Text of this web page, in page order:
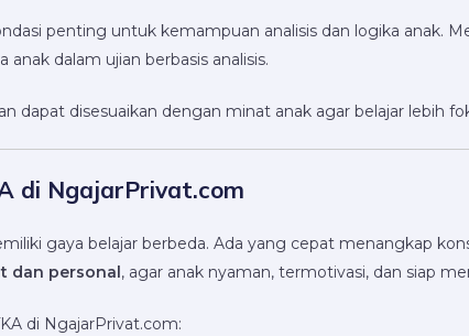
penting untuk kemampuan analisis dan logika anak.
dalam ujian berbasis analisis.
dapat disesuaikan dengan minat anak agar belajar lebih
di NgajarPrivat.com
gaya belajar berbeda. Ada yang cepat menangkap
dan personal, agar anak nyaman, termotivasi, dan siap
di NgajarPrivat.com: